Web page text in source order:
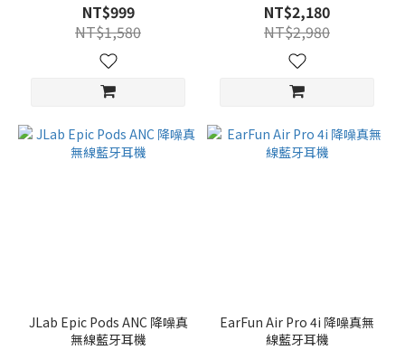
NT$999
NT$1,580
NT$2,180
NT$2,980
JLab Epic Pods ANC 降噪真
無線藍牙耳機
EarFun Air Pro 4i 降噪真無
線藍牙耳機